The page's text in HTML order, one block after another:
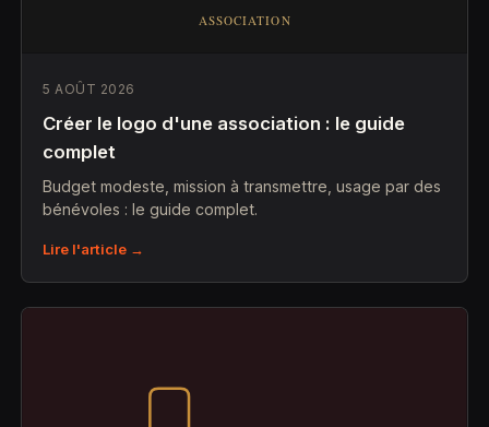
5 AOÛT 2026
Créer le logo d'une association : le guide
complet
Budget modeste, mission à transmettre, usage par des
bénévoles : le guide complet.
Lire l'article →